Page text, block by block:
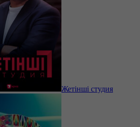
Жетінші студия